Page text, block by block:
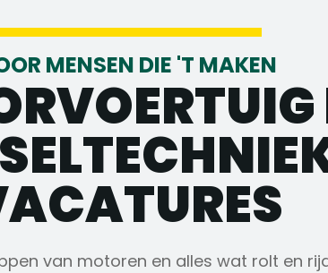
MENSEN DIE 'T MAKEN
van motoren en alles wat rolt en